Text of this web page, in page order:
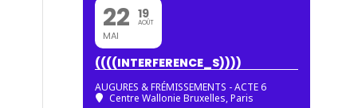
22
MAI
19
AOÛT
((((INTERFERENCE_S))))
AUGURES & FRÉMISSEMENTS - ACTE 6
Centre Wallonie Bruxelles, Paris